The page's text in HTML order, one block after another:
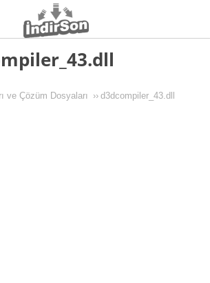
ve Çözüm Dosyaları ›› d3dcompiler_43.dll